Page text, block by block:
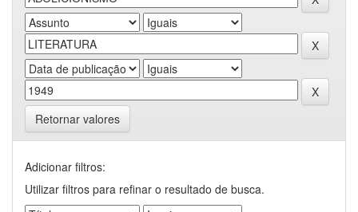
Retornar valores
Adicionar filtros:
Utilizar filtros para refinar o resultado de busca.